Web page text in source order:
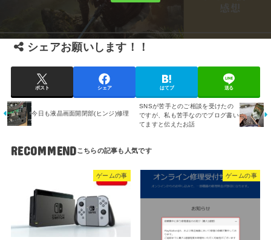
シェアお願いします！！
ポスト シェア はてブ 送る
SNSが苦手とのご相談を受けたの
ですが、私も苦手なのでブログ書い
てますと伝えたお話
今日も液晶画面開閉部(ヒンジ)修理
RECOMMEND
ゲームの事 ゲームの事